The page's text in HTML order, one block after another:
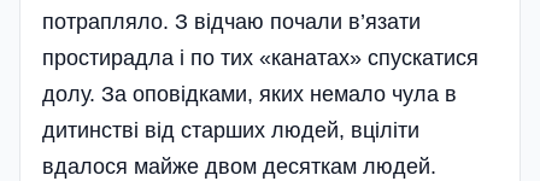
потрапляло. З відчаю почали в’язати
простирадла і по тих «канатах» спускатися
долу. За оповідками, яких немало чула в
дитинстві від старших людей, вціліти
вдалося майже двом десяткам людей.